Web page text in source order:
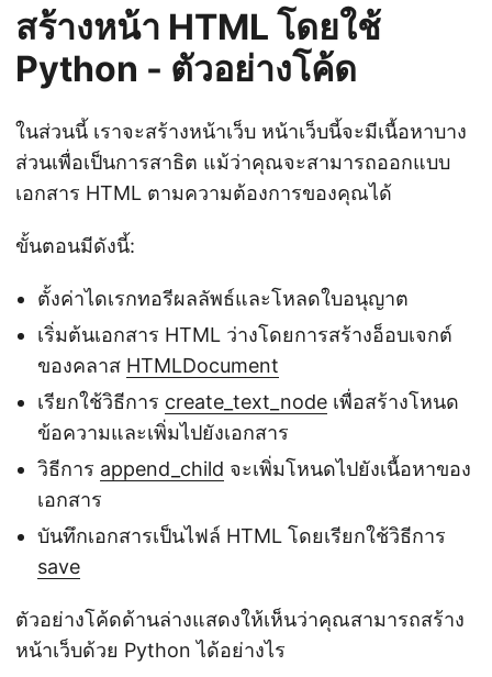
สร้างหน้า HTML โดยใช้
Python - ตัวอย่างโค้ด
ในส่วนนี้ เราจะสร้างหน้าเว็บ หน้าเว็บนี้จะมีเนื้อหาบาง
ส่วนเพื่อเป็นการสาธิต แม้ว่าคุณจะสามารถออกแบบ
เอกสาร HTML ตามความต้องการของคุณได้
ขั้นตอนมีดังนี้:
ตั้งค่าไดเรกทอรีผลลัพธ์และโหลดใบอนุญาต
เริ่มต้นเอกสาร HTML ว่างโดยการสร้างอ็อบเจกต์
ของคลาส HTMLDocument
เรียกใช้วิธีการ create_text_node เพื่อสร้างโหนด
ข้อความและเพิ่มไปยังเอกสาร
วิธีการ append_child จะเพิ่มโหนดไปยังเนื้อหาของ
เอกสาร
บันทึกเอกสารเป็นไฟล์ HTML โดยเรียกใช้วิธีการ
save
ตัวอย่างโค้ดด้านล่างแสดงให้เห็นว่าคุณสามารถสร้าง
หน้าเว็บด้วย Python ได้อย่างไร